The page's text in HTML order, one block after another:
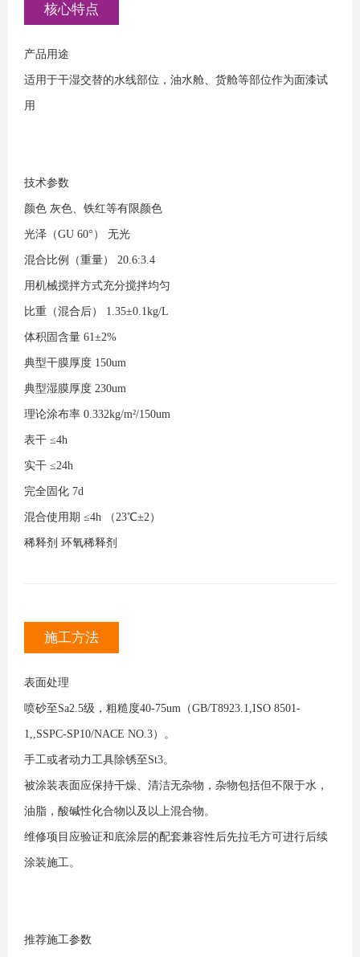
核心特点
产品用途
适用于干湿交替的水线部位，油水舱、货舱等部位作为面漆试
用
技术参数
颜色 灰色、铁红等有限颜色
光泽（GU 60°） 无光
混合比例（重量） 20.6:3.4
用机械搅拌方式充分搅拌均匀
比重（混合后） 1.35±0.1kg/L
体积固含量 61±2%
典型干膜厚度 150um
典型湿膜厚度 230um
理论涂布率 0.332kg/m²/150um
表干 ≤4h
实干 ≤24h
完全固化 7d
混合使用期 ≤4h （23℃±2）
稀释剂 环氧稀释剂
施工方法
表面处理
喷砂至Sa2.5级，粗糙度40-75um（GB/T8923.1,ISO 8501-
1,,SSPC-SP10/NACE NO.3）。
手工或者动力工具除锈至St3。
被涂装表面应保持干燥、清洁无杂物，杂物包括但不限于水，
油脂，酸碱性化合物以及以上混合物。
维修项目应验证和底涂层的配套兼容性后先拉毛方可进行后续
涂装施工。
推荐施工参数